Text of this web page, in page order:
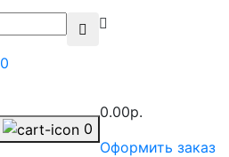
0
0.00р.
Оформить заказ